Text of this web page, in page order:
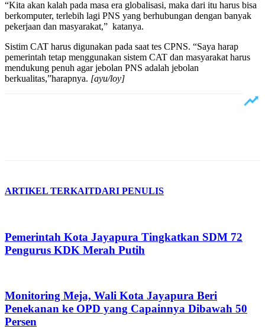
“Kita akan kalah pada masa era globalisasi, maka dari itu harus bisa
berkomputer, terlebih lagi PNS yang berhubungan dengan banyak
pekerjaan dan masyarakat,” katanya.
Sistim CAT harus digunakan pada saat tes CPNS. “Saya harap
pemerintah tetap menggunakan sistem CAT dan masyarakat harus
mendukung penuh agar jebolan PNS adalah jebolan
berkualitas,”harapnya. [ayu/loy]
ARTIKEL TERKAITDARI PENULIS
Pemerintah Kota Jayapura Tingkatkan SDM 72
Pengurus KDK Merah Putih
Monitoring Meja, Wali Kota Jayapura Beri
Penekanan ke OPD yang Capainnya Dibawah 50
Persen